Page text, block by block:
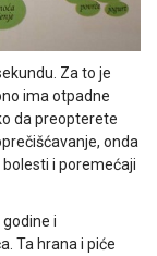
Za to je
ima otpadne
da preopterete
onda
i poremećaji
i
Ta hrana i piće